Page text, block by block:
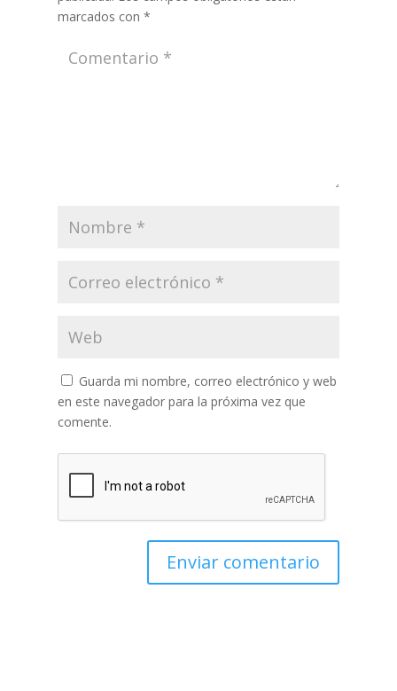
marcados con *
Guarda mi nombre, correo electrónico y web
en este navegador para la próxima vez que
comente.